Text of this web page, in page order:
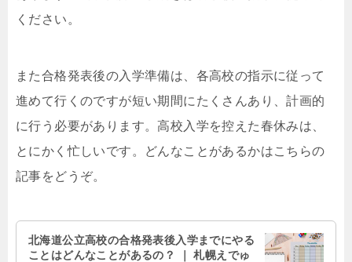
ください。
また合格発表後の入学準備は、各高校の指示に従って
進めて行くのですが短い期間にたくさんあり、計画的
に行う必要があります。高校入学を控えた春休みは、
とにかく忙しいです。どんなことがあるかはこちらの
記事をどうぞ。
北海道公立高校の合格発表後入学までにやる
ことはどんなことがあるの？ ｜ 札幌えでゅ